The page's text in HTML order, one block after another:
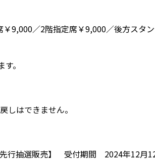
9,000／2階指定席￥9,000／後方スタ
。
しはできません。
行抽選販売】 受付期間 2024年12月